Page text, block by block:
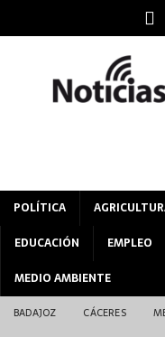
POLÍTICA
EDUCACIÓN
EMPLEO
MEDIO AMBIENTE
BADAJOZ CÁCERES